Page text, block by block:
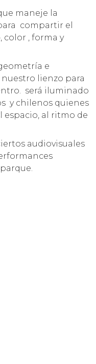
compartir el
color , forma y
e
lienzo para
será iluminado
y chilenos quienes
espacio, al ritmo de
audiovisuales